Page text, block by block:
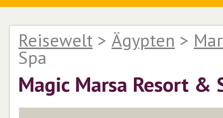
Reisewelt > Ägypten >
Spa
Magic Marsa Resort &